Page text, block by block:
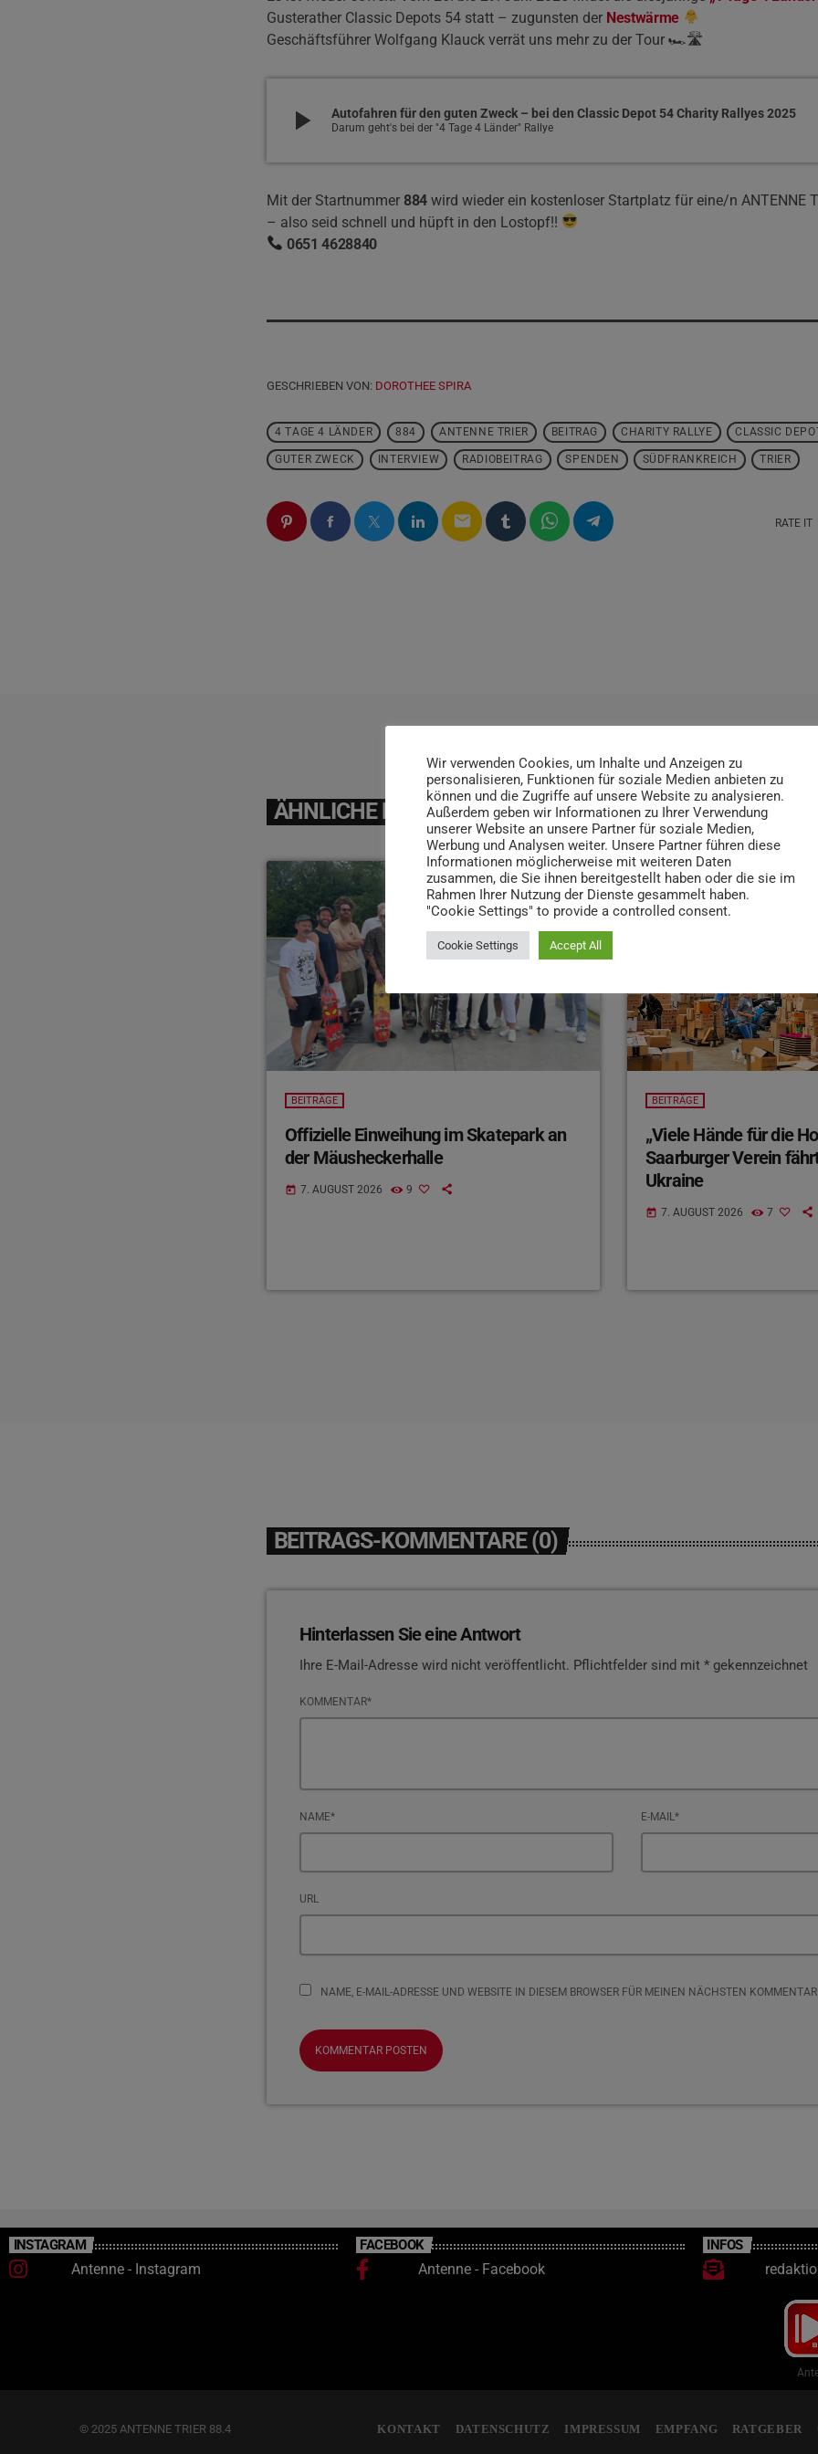
Gusterather Classic Depots 54 statt – zugunsten der Nestwärme
Geschäftsführer Wolfgang Klauck verrät uns mehr zu der Tour 🏎🛣
play_arrow Autofahren für den guten Zweck – bei den Classic Depot 54 Charity Rallyes 2025
Darum geht's bei der "4 Tage 4 Länder" Rallye
Mit der Startnummer 884 wird wieder ein kostenloser Startplatz für eine/n ANTENNE
– also seid schnell und hüpft in den Lostopf!!
0651 4628840
GESCHRIEBEN VON: DOROTHEE SPIRA
4 TAGE 4 LÄNDER 884 ANTENNE TRIER BEITRAG CHARITY RALLYE CLASSIC
GUTER ZWECK INTERVIEW RADIOBEITRAG SPENDEN SÜDFRANKREICH TRIER
email RATE IT
ÄHNLICHE BEITRÄGE
insert_link
BEITRÄGE
Offizielle Einweihung im Skatepark an
der Mäusheckerhalle
today 7. AUGUST 2026 9
BEITRÄGE
„Viele Hände für die
Saarburger Verein
Ukraine
today 7. AUGUST 2026 7
BEITRAGS-KOMMENTARE (0)
Hinterlassen Sie eine Antwort
Ihre E-Mail-Adresse wird nicht veröffentlicht. Pflichtfelder sind mit * gekennzeichnet
KOMMENTAR*
NAME* E-MAIL*
URL
NAME, E-MAIL-ADRESSE UND WEBSITE IN DIESEM BROWSER FÜR MEINEN NÄCHSTEN
INSTAGRAM
Antenne - Instagram
FACEBOOK
Antenne - Facebook
INFOS
© 2025 ANTENNE TRIER 88.4 KONTAKT DATENSCHUTZ IMPRESSUM EMPFANG RATGEBER
Wir verwenden Cookies, um Inhalte und Anzeigen zu
personalisieren, Funktionen für soziale Medien anbieten zu
können und die Zugriffe auf unsere Website zu analysieren.
Außerdem geben wir Informationen zu Ihrer Verwendung
unserer Website an unsere Partner für soziale Medien,
Werbung und Analysen weiter. Unsere Partner führen diese
Informationen möglicherweise mit weiteren Daten
zusammen, die Sie ihnen bereitgestellt haben oder die sie im
Rahmen Ihrer Nutzung der Dienste gesammelt haben.
"Cookie Settings" to provide a controlled consent.
Cookie Settings Accept All